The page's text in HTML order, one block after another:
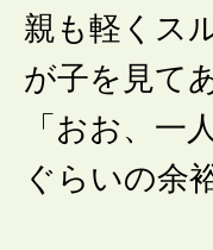
親も軽くス
が子を見て
「おお、一
ぐらいの余